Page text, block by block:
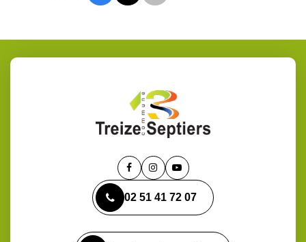
Lien
le
compte
Lien
le
compte
Lien
la
chaîne
02 51 41 72 07